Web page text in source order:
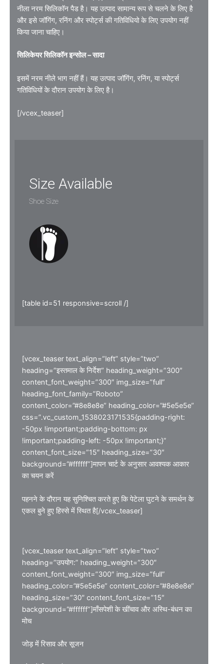
नीला नरम सिलिकॉन पैड है। यह उत्पाद सामान्य रूप से चलने के लिए है
और इसे जॉगिंग, रनिंग और स्पोर्ट्स की गतिविधियो के लिए उपयोग नहीं
किया जाना चाहिए।
सिलिकेयर सिलिकॉन इन्सोल – सादा
इसमें नरम नीले भाग नहीं हैं। यह उत्पाद जॉगिंग, रनिंग, या स्पोर्ट्स
गतिविधियों के दौरान उपयोग के लिए है।
[/vcex_teaser]
Size Available
Shoe Size
[table id=51 responsive=scroll /]
[vcex_teaser text_align=”left” style=”two”
heading=”इस्तमाल के निर्देश” heading_weight=”300″
content_font_weight=”300″ img_size=”full”
heading_font_family=”Roboto”
content_color=”#8e8e8e” heading_color=”#5e5e5e”
css=”.vc_custom_1538023171535{padding-right:
-50px !important;padding-bottom: px
!important;padding-left: -50px !important;}”
content_font_size=”15″ heading_size=”30″
background=”#ffffff”]मापन चार्ट के अनुसार आवश्यक आकार
का चयन करें
पहनने के दौरान यह सुनिश्चित करते हुए कि पेटेला घुटने के समर्थन के
एकल बुने हुए हिस्से में स्थित है[/vcex_teaser]
[vcex_teaser text_align=”left” style=”two”
heading=”उपयोग:” heading_weight=”300″
content_font_weight=”300″ img_size=”full”
heading_color=”#5e5e5e” content_color=”#8e8e8e”
heading_size=”30″ content_font_size=”15″
background=”#ffffff”]माँसपेशी के खींचाव और अस्थि-बंधन का
मोच
जोड़ में रिसाव और सूजन